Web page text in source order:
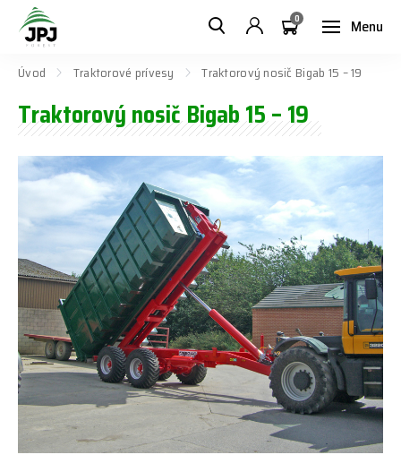
Menu
0
Úvod Traktorové prívesy Traktorový nosič Bigab 15 – 19
Traktorový nosič Bigab 15 – 19